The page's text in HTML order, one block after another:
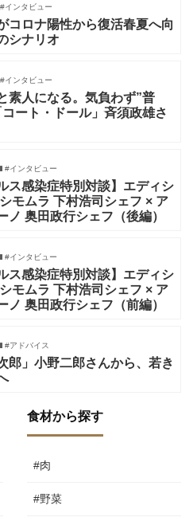
#インタビュー
コロナ陽性から復活春夏へ向
シナリオ
#インタビュー
素人になる。気負わず”普
ート・ドール」斉須政雄さ
#インタビュー
ス感染症特別対談】エディシ
モムラ 下村浩司シェフ × ア
ノ 奥田政行シェフ（後編）
#インタビュー
ス感染症特別対談】エディシ
モムラ 下村浩司シェフ × ア
ノ 奥田政行シェフ（前編）
#アドバイス
郎」小野二郎さんから、若き
食材から探す
#肉
#野菜